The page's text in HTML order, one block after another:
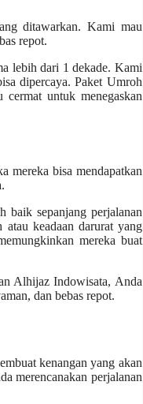
ditawarkan. Kami mau
repot.
lebih dari 1 dekade. Kami
dipercaya. Paket Umroh
untuk menegaskan
mereka bisa mendapatkan
baik sepanjang perjalanan
keadaan darurat yang
mereka buat
Alhijaz Indowisata, Anda
dan bebas repot.
kenangan yang akan
merencanakan perjalanan